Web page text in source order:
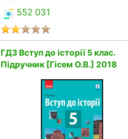
552 031
ГДЗ Вступ до історії 5 клас.
Підручник [Гісем О.В.] 2018